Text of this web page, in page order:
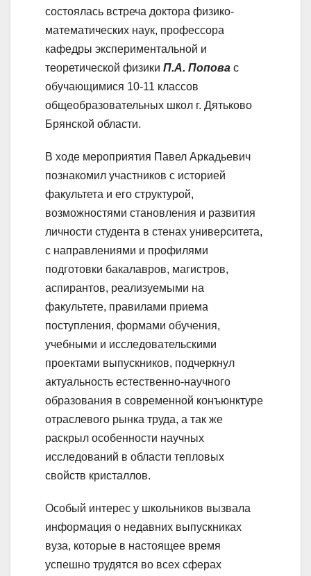
состоялась встреча доктора физико-
математических наук, профессора
кафедры экспериментальной и
теоретической физики П.А. Попова с
обучающимися 10-11 классов
общеобразовательных школ г. Дятьково
Брянской области.
В ходе мероприятия Павел Аркадьевич
познакомил участников с историей
факультета и его структурой,
возможностями становления и развития
личности студента в стенах университета,
с направлениями и профилями
подготовки бакалавров, магистров,
аспирантов, реализуемыми на
факультете, правилами приема
поступления, формами обучения,
учебными и исследовательскими
проектами выпускников, подчеркнул
актуальность естественно-научного
образования в современной конъюнктуре
отраслевого рынка труда, а так же
раскрыл особенности научных
исследований в области тепловых
свойств кристаллов.
Особый интерес у школьников вызвала
информация о недавних выпускниках
вуза, которые в настоящее время
успешно трудятся во всех сферах